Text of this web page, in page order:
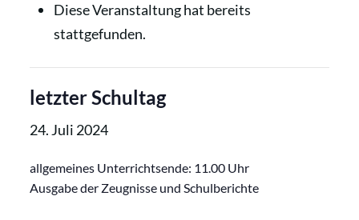
Diese Veranstaltung hat bereits
stattgefunden.
letzter Schultag
24. Juli 2024
allgemeines Unterrichtsende: 11.00 Uhr
Ausgabe der Zeugnisse und Schulberichte